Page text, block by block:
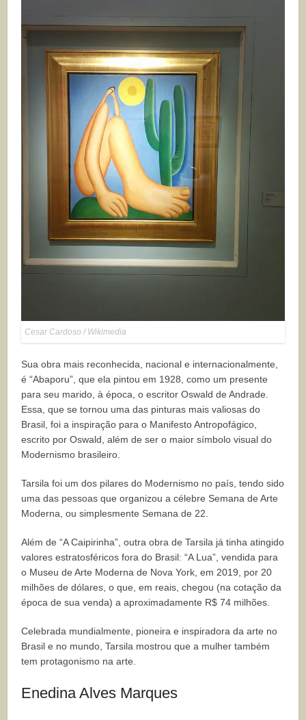
Cesar Cardoso / Wikimedia
Sua obra mais reconhecida, nacional e internacionalmente,
é “Abaporu”, que ela pintou em 1928, como um presente
para seu marido, à época, o escritor Oswald de Andrade.
Essa, que se tornou uma das pinturas mais valiosas do
Brasil, foi a inspiração para o Manifesto Antropofágico,
escrito por Oswald, além de ser o maior símbolo visual do
Modernismo brasileiro.
Tarsila foi um dos pilares do Modernismo no país, tendo sido
uma das pessoas que organizou a célebre Semana de Arte
Moderna, ou simplesmente Semana de 22.
Além de “A Caipirinha”, outra obra de Tarsila já tinha atingido
valores estratosféricos fora do Brasil: “A Lua”, vendida para
o Museu de Arte Moderna de Nova York, em 2019, por 20
milhões de dólares, o que, em reais, chegou (na cotação da
época de sua venda) a aproximadamente R$ 74 milhões.
Celebrada mundialmente, pioneira e inspiradora da arte no
Brasil e no mundo, Tarsila mostrou que a mulher também
tem protagonismo na arte.
Enedina Alves Marques